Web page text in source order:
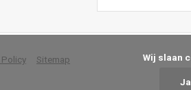
Sitemap
Ja